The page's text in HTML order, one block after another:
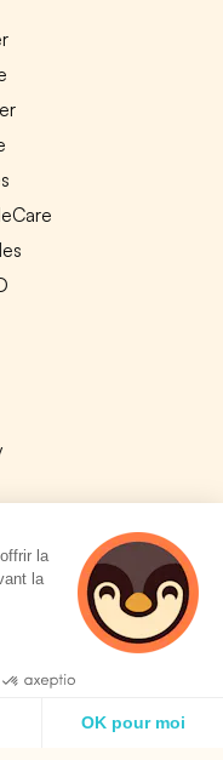
réservés.
la
la
OK pour moi
5 personnes
consultent
actuellement cette